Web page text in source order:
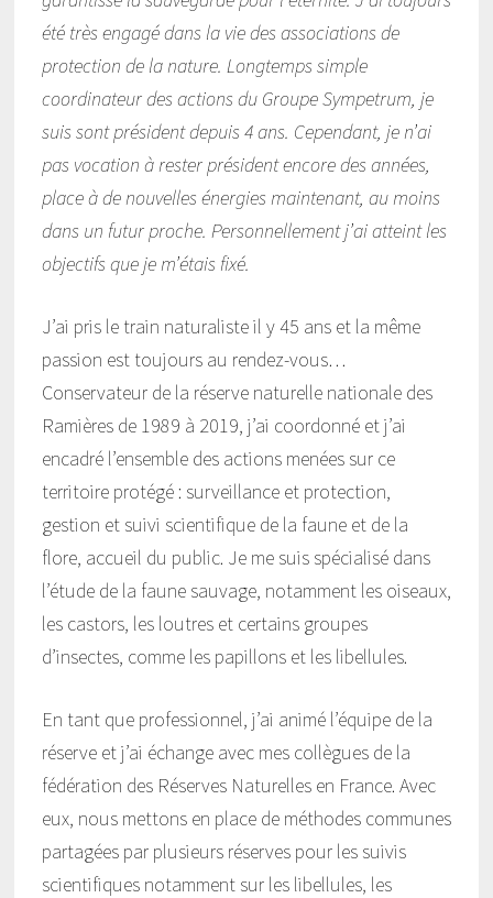
été très engagé dans la vie des associations de
protection de la nature. Longtemps simple
coordinateur des actions du Groupe Sympetrum, je
suis sont président depuis 4 ans. Cependant, je n’ai
pas vocation à rester président encore des années,
place à de nouvelles énergies maintenant, au moins
dans un futur proche. Personnellement j’ai atteint les
objectifs que je m’étais fixé.
J’ai pris le train naturaliste il y 45 ans et la même
passion est toujours au rendez-vous…
Conservateur de la réserve naturelle nationale des
Ramières de 1989 à 2019, j’ai coordonné et j’ai
encadré l’ensemble des actions menées sur ce
territoire protégé : surveillance et protection,
gestion et suivi scientifique de la faune et de la
flore, accueil du public. Je me suis spécialisé dans
l’étude de la faune sauvage, notamment les oiseaux,
les castors, les loutres et certains groupes
d’insectes, comme les papillons et les libellules.
En tant que professionnel, j’ai animé l’équipe de la
réserve et j’ai échange avec mes collègues de la
fédération des Réserves Naturelles en France. Avec
eux, nous mettons en place de méthodes communes
partagées par plusieurs réserves pour les suivis
scientifiques notamment sur les libellules, les